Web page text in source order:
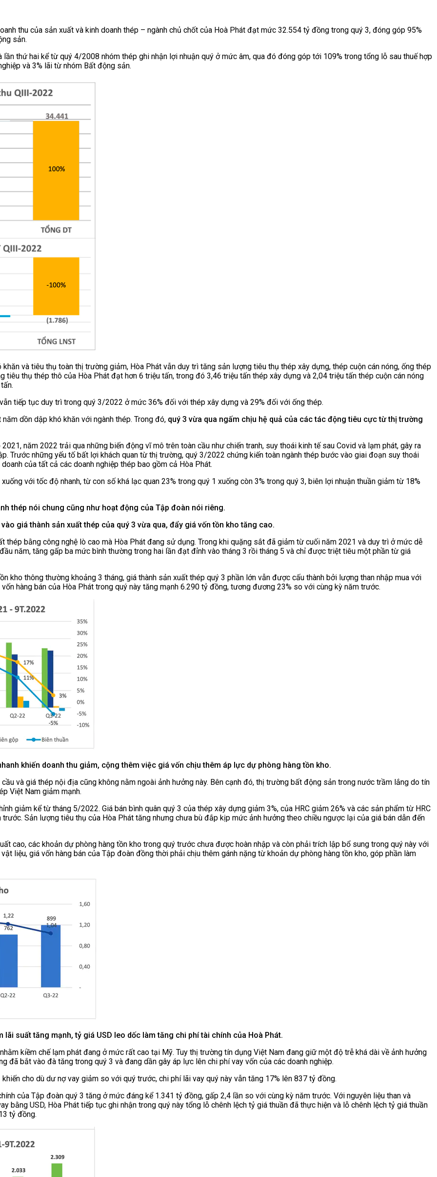
thu của sản xuất và kinh doanh thép – ngành chủ chốt của Hoà Phát đạt mức 32.554 tỷ đồng trong quý 3, đóng góp 95%
sản.
thứ hai kể từ quý 4/2008 nhóm thép ghi nhận lợi nhuận quý ở mức âm, qua đó đóng góp tới 109% trong tổng lỗ sau thuế hợp
và 3% lãi từ nhóm Bất động sản.
và tiêu thụ toàn thị trường giảm, Hòa Phát vẫn duy trì tăng sản lượng tiêu thụ thép xây dựng, thép cuộn cán nóng, ống thép
thụ thép thô của Hòa Phát đạt hơn 6 triệu tấn, trong đó 3,46 triệu tấn thép xây dựng và 2,04 triệu tấn thép cuộn cán nóng
tiếp tục duy trì trong quý 3/2022 ở mức 36% đối với thép xây dựng và 29% đối với ống thép.
dồn dập khó khăn với ngành thép. Trong đó, quý 3 vừa qua ngấm chịu hệ quả của các tác động tiêu cực từ thị trường
năm 2022 trải qua những biến động vĩ mô trên toàn cầu như chiến tranh, suy thoái kinh tế sau Covid và lạm phát, gây ra
Trước những yếu tố bất lợi khách quan từ thị trường, quý 3/2022 chứng kiến toàn ngành thép bước vào giai đoạn suy thoái
của tất cả các doanh nghiệp thép bao gồm cả Hòa Phát.
với tốc độ nhanh, từ con số khá lạc quan 23% trong quý 1 xuống còn 3% trong quý 3, biên lợi nhuận thuần giảm từ 18%
thép nói chung cũng như hoạt động của Tập đoàn nói riêng.
giá thành sản xuất thép của quý 3 vừa qua, đẩy giá vốn tồn kho tăng cao.
thép bằng công nghệ lò cao mà Hòa Phát đang sử dụng. Trong khi quặng sắt đã giảm từ cuối năm 2021 và duy trì ở mức dễ
năm, tăng gấp ba mức bình thường trong hai lần đạt đỉnh vào tháng 3 rồi tháng 5 và chỉ được triệt tiêu một phần từ giá
kho thông thường khoảng 3 tháng, giá thành sản xuất thép quý 3 phần lớn vẫn được cấu thành bởi lượng than nhập mua với
hàng bán của Hòa Phát trong quý này tăng mạnh 6.290 tỷ đồng, tương đương 23% so với cùng kỳ năm trước.
khiến doanh thu giảm, cộng thêm việc giá vốn chịu thêm áp lực dự phòng hàng tồn kho.
và giá thép nội địa cũng không nằm ngoài ảnh hưởng này. Bên cạnh đó, thị trường bất động sản trong nước trầm lắng do tín
Việt Nam giảm mạnh.
giảm kể từ tháng 5/2022. Giá bán bình quân quý 3 của thép xây dựng giảm 3%, của HRC giảm 26% và các sản phẩm từ HRC
Sản lượng tiêu thụ của Hòa Phát tăng nhưng chưa bù đắp kịp mức ảnh hưởng theo chiều ngược lại của giá bán dẫn đến
cao, các khoản dự phòng hàng tồn kho trong quý trước chưa được hoàn nhập và còn phải trích lập bổ sung trong quý này với
liệu, giá vốn hàng bán của Tập đoàn đồng thời phải chịu thêm gánh nặng từ khoản dự phòng hàng tồn kho, góp phần làm
suất tăng mạnh, tỷ giá USD leo dốc làm tăng chi phí tài chính của Hoà Phát.
kiềm chế lạm phát đang ở mức rất cao tại Mỹ. Tuy thị trường tín dụng Việt Nam đang giữ một độ trễ khá dài về ảnh hưởng
đã bắt vào đà tăng trong quý 3 và đang dần gây áp lực lên chi phí vay vốn của các doanh nghiệp.
cho dù dư nợ vay giảm so với quý trước, chi phí lãi vay quý này vẫn tăng 17% lên 837 tỷ đồng.
của Tập đoàn quý 3 tăng ở mức đáng kể 1.341 tỷ đồng, gấp 2,4 lần so với cùng kỳ năm trước. Với nguyên liệu than và
bằng USD, Hòa Phát tiếp tục ghi nhận trong quý này tổng lỗ chênh lệch tỷ giá thuần đã thực hiện và lỗ chênh lệch tỷ giá thuần
tỷ đồng.